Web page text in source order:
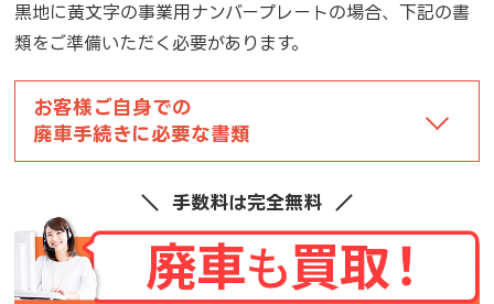
黒地に黄文字の事業用ナンバープレートの場合、下記の書
類をご準備いただく必要があります。
お客様ご自身での
廃車手続きに必要な書類
手数料は完全無料